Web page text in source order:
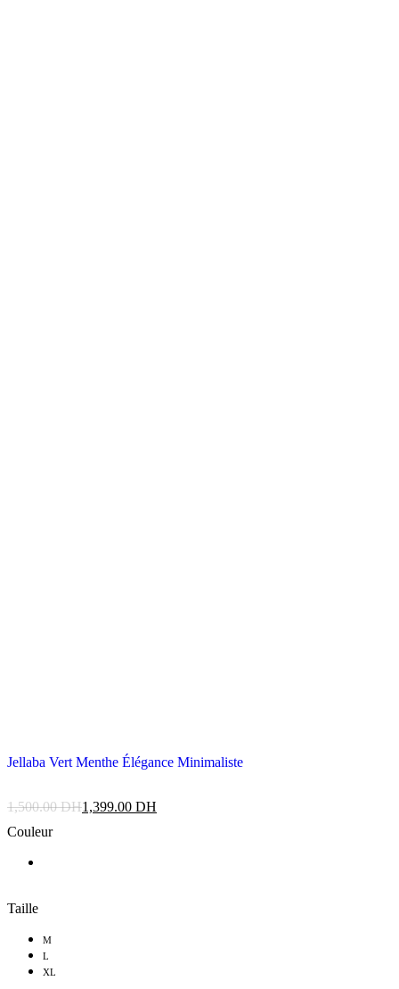
Jellaba Vert Menthe Élégance Minimaliste
1,500.00DH1,399.00 DH
Couleur
Taille
M
L
XL